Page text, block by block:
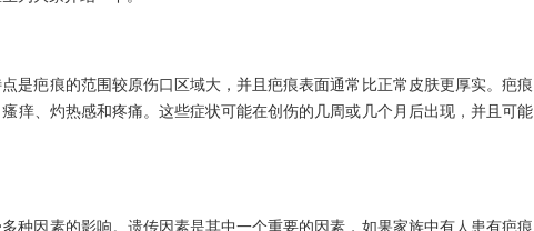
是疤痕的范围较原伤口区域大，并且疤痕表面通常比正常皮肤更厚实。疤痕
痒、灼热感和疼痛。这些症状可能在创伤的几周或几个月后出现，并且可能
种因素的影响。遗传因素是其中一个重要的因素，如果家族中有人患有疤痕